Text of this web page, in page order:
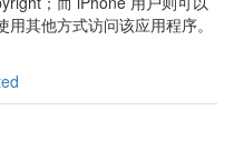
其他方式访问该应用程序。